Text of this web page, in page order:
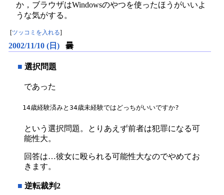
か，ブラウザはWindowsのやつを使ったほうがいいよ
うな気がする。
ツッコミを入れる
2002/11/10 (日) 曇
■ 選択問題
であった
という選択問題。とりあえず前者は犯罪になる可
能性大。
回答は…彼女に殴られる可能性大なのでやめてお
きます。
■ 逆転裁判2